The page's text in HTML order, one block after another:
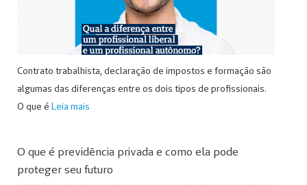
Contrato trabalhista, declaração de impostos e formação são
algumas das diferenças entre os dois tipos de profissionais.
O que é Leia mais
O que é previdência privada e como ela pode
proteger seu futuro